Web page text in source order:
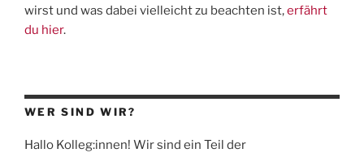
wirst und was dabei vielleicht zu beachten ist,erfährt
du hier.
WER SIND WIR?
Hallo Kolleg:innen! Wir sind ein Teil der